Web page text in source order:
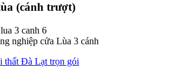
(cánh trượt)
nghiệp cửa Lùa 3 cánh
thất Đà Lạt trọn gói